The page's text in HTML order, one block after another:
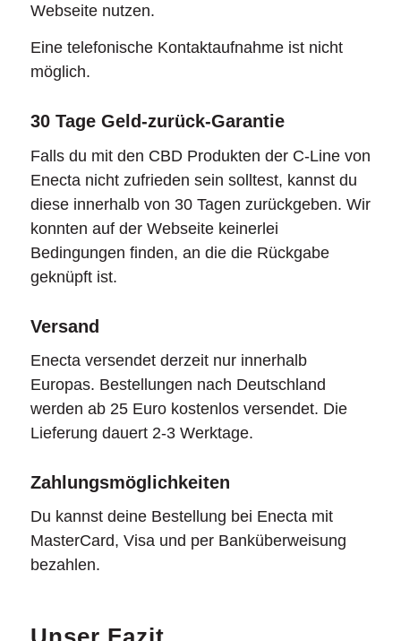
Webseite nutzen.
Eine telefonische Kontaktaufnahme ist nicht
möglich.
30 Tage Geld-zurück-Garantie
Falls du mit den CBD Produkten der C-Line von
Enecta nicht zufrieden sein solltest, kannst du
diese innerhalb von 30 Tagen zurückgeben. Wir
konnten auf der Webseite keinerlei
Bedingungen finden, an die die Rückgabe
geknüpft ist.
Versand
Enecta versendet derzeit nur innerhalb
Europas. Bestellungen nach Deutschland
werden ab 25 Euro kostenlos versendet. Die
Lieferung dauert 2-3 Werktage.
Zahlungsmöglichkeiten
Du kannst deine Bestellung bei Enecta mit
MasterCard, Visa und per Banküberweisung
bezahlen.